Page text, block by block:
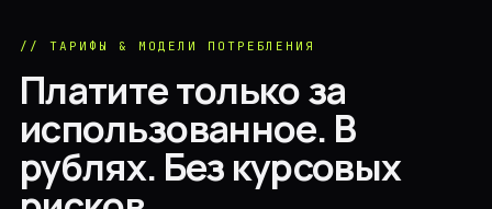
// ТАРИФЫ & МОДЕЛИ ПОТРЕБЛЕНИЯ
Платите только за
использованное. В
рублях. Без курсовых